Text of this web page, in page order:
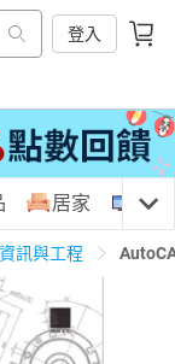
登入
民生用品
居家 3C
訊與工程